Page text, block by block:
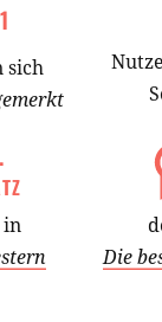
sich
.
in
Die